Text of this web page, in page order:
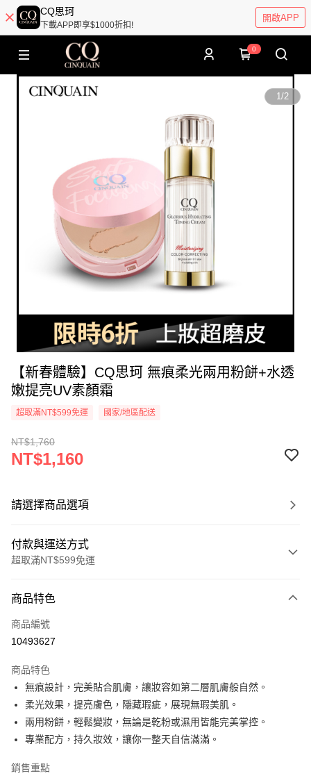
CQ思珂
下載APP即享$1000折扣!
開啟APP
0
1/2
【新春體驗】CQ思珂 無痕柔光兩用粉餅+水透
嫩提亮UV素顏霜
超取滿NT$599免運 國家/地區配送
NT$1,760
NT$1,160
請選擇商品選項
付款與運送方式
超取滿NT$599免運
信用卡一次付款
超商取貨付款
Apple Pay
街口支付
悠遊付
ATM付款
商品特色
商品編號
10493627
商品特色
無痕設計，完美貼合肌膚，讓妝容如第二層肌膚般自然。
柔光效果，提亮膚色，隱藏瑕疵，展現無瑕美肌。
兩用粉餅，輕鬆變妝，無論是乾粉或濕用皆能完美掌控。
專業配方，持久妝效，讓你一整天自信滿滿。
銷售重點